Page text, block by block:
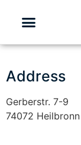
Address
Gerberstr. 7-9
74072 Heilbronn